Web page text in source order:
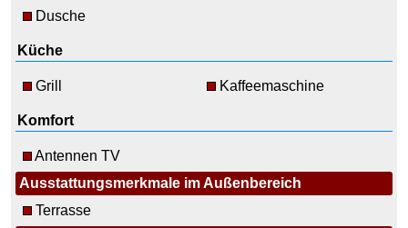
Dusche
Küche
Grill Kaffeemaschine
Komfort
Antennen TV
Ausstattungsmerkmale im Außenbereich
Terrasse